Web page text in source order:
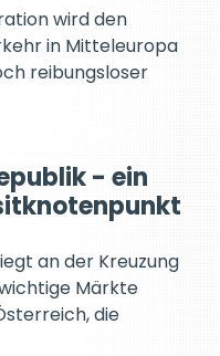
wird den
in Mitteleuropa
reibungsloser
- ein
an der Kreuzung
Märkte
die